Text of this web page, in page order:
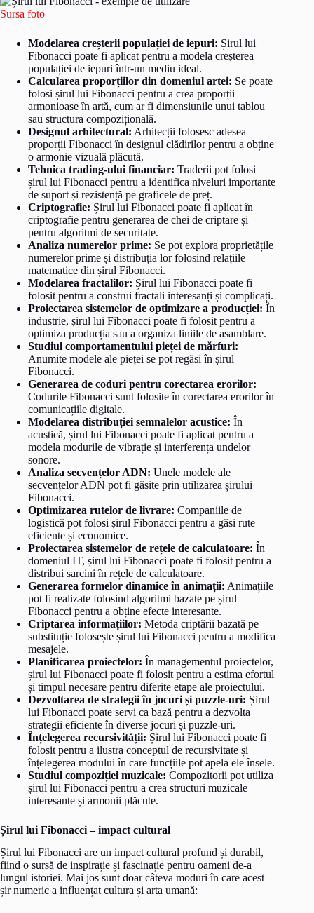
Sursa foto
Modelarea creșterii populației de iepuri: Șirul lui
Fibonacci poate fi aplicat pentru a modela creșterea
populației de iepuri într-un mediu ideal.
Calcularea proporțiilor din domeniul artei: Se poate
folosi șirul lui Fibonacci pentru a crea proporții
armonioase în artă, cum ar fi dimensiunile unui tablou
sau structura compozițională.
Designul arhitectural: Arhitecții folosesc adesea
proporții Fibonacci în designul clădirilor pentru a obține
o armonie vizuală plăcută.
Tehnica trading-ului financiar: Traderii pot folosi
șirul lui Fibonacci pentru a identifica niveluri importante
de suport și rezistență pe graficele de preț.
Criptografie: Șirul lui Fibonacci poate fi aplicat în
criptografie pentru generarea de chei de criptare și
pentru algoritmi de securitate.
Analiza numerelor prime: Se pot explora proprietățile
numerelor prime și distribuția lor folosind relațiile
matematice din șirul Fibonacci.
Modelarea fractalilor: Șirul lui Fibonacci poate fi
folosit pentru a construi fractali interesanți și complicați.
Proiectarea sistemelor de optimizare a producției: În
industrie, șirul lui Fibonacci poate fi folosit pentru a
optimiza producția sau a organiza liniile de asamblare.
Studiul comportamentului pieței de mărfuri:
Anumite modele ale pieței se pot regăsi în șirul
Fibonacci.
Generarea de coduri pentru corectarea erorilor:
Codurile Fibonacci sunt folosite în corectarea erorilor în
comunicațiile digitale.
Modelarea distribuției semnalelor acustice: În
acustică, șirul lui Fibonacci poate fi aplicat pentru a
modela modurile de vibrație și interferența undelor
sonore.
Analiza secvențelor ADN: Unele modele ale
secvențelor ADN pot fi găsite prin utilizarea șirului
Fibonacci.
Optimizarea rutelor de livrare: Companiile de
logistică pot folosi șirul Fibonacci pentru a găsi rute
eficiente și economice.
Proiectarea sistemelor de rețele de calculatoare: În
domeniul IT, șirul lui Fibonacci poate fi folosit pentru a
distribui sarcini în rețele de calculatoare.
Generarea formelor dinamice în animații: Animațiile
pot fi realizate folosind algoritmi bazate pe șirul
Fibonacci pentru a obține efecte interesante.
Criptarea informațiilor: Metoda criptării bazată pe
substituție folosește șirul lui Fibonacci pentru a modifica
mesajele.
Planificarea proiectelor: În managementul proiectelor,
șirul lui Fibonacci poate fi folosit pentru a estima efortul
și timpul necesare pentru diferite etape ale proiectului.
Dezvoltarea de strategii în jocuri și puzzle-uri: Șirul
lui Fibonacci poate servi ca bază pentru a dezvolta
strategii eficiente în diverse jocuri și puzzle-uri.
Înțelegerea recursivității: Șirul lui Fibonacci poate fi
folosit pentru a ilustra conceptul de recursivitate și
înțelegerea modului în care funcțiile pot apela ele însele.
Studiul compoziției muzicale: Compozitorii pot utiliza
șirul lui Fibonacci pentru a crea structuri muzicale
interesante și armonii plăcute.
Șirul lui Fibonacci – impact cultural
Șirul lui Fibonacci are un impact cultural profund și durabil,
fiind o sursă de inspirație și fascinație pentru oameni de-a
lungul istoriei. Mai jos sunt doar câteva moduri în care acest
șir numeric a influențat cultura și arta umană: